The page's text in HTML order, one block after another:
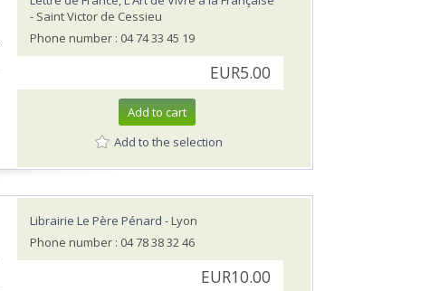
- Saint Victor de Cessieu
Phone number : 04 74 33 45 19
EUR5.00
Add to cart
Add to the selection
Librairie Le Père Pénard - Lyon
Phone number : 04 78 38 32 46
EUR10.00